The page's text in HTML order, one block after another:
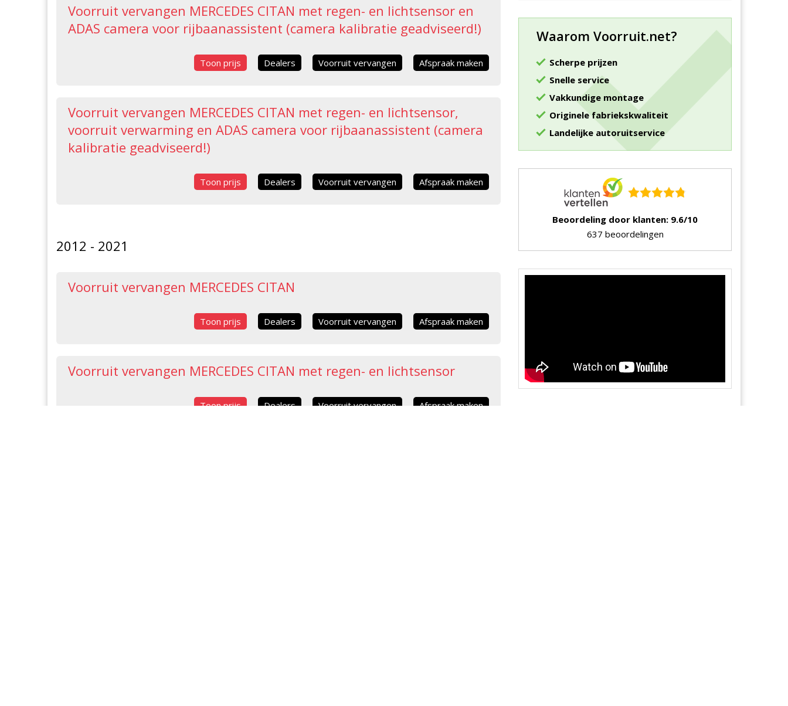
Voorruit vervangen MERCEDES CITAN met regen- en lichtsensor en
ADAS camera voor rijbaanassistent (camera kalibratie geadviseerd!)
Toon prijs Dealers Voorruit vervangen Afspraak maken
Voorruit vervangen MERCEDES CITAN met regen- en lichtsensor,
voorruit verwarming en ADAS camera voor rijbaanassistent (camera
kalibratie geadviseerd!)
Toon prijs Dealers Voorruit vervangen Afspraak maken
2012 - 2021
Voorruit vervangen MERCEDES CITAN
Toon prijs Dealers Voorruit vervangen Afspraak maken
Voorruit vervangen MERCEDES CITAN met regen- en lichtsensor
Toon prijs Dealers Voorruit vervangen Afspraak maken
Waarom Voorruit.net?
Scherpe prijzen
Snelle service
Vakkundige montage
Originele fabriekskwaliteit
Landelijke autoruitservice
Beoordeling door klanten: 9.6/10
637 beoordelingen